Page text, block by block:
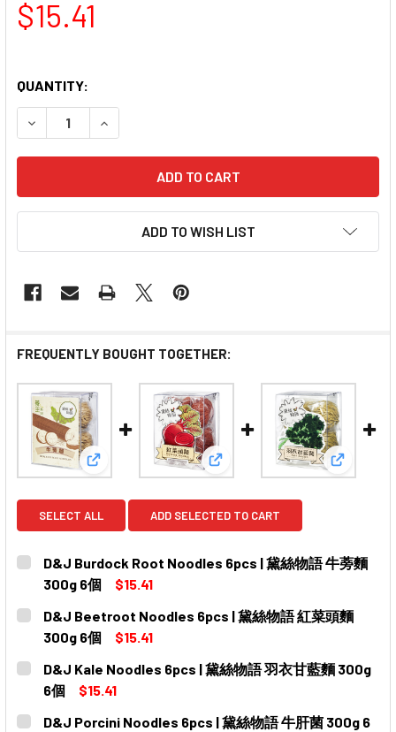
$15.41
QUANTITY:
DECREASE QUANTITY OF D&J YAM NOODLES 6PCS | 黛絲
INCREASE QUANTITY OF D&J YAM NOODLES
ADD TO WISH LIST
FREQUENTLY BOUGHT TOGETHER:
View: D&J Burdock Root Noodles 6pcs | 黛絲物語
View: D&J Beetroot Noodles
View:
SELECT ALL ADD SELECTED TO CART
D&J Burdock Root Noodles 6pcs | 黛絲物語 牛蒡麵
300g 6個
$15.41
CURRENT
STOCK:
QUANTITY:
DECREASE QUANTITY OF D&J BURDOCK ROOT NOODLES
INCREASE QUANTITY OF D&J BURDOCK ROOT
D&J Beetroot Noodles 6pcs | 黛絲物語 紅菜頭麵
300g 6個
$15.41
CURRENT
STOCK:
QUANTITY:
DECREASE QUANTITY OF D&J BEETROOT NOODLES
INCREASE QUANTITY OF D&J BEETROOT
D&J Kale Noodles 6pcs | 黛絲物語 羽衣甘藍麵 300g
6個
$15.41
CURRENT
QUANTITY:
D&J Porcini Noodles 6pcs | 黛絲物語 牛肝菌 300g 6